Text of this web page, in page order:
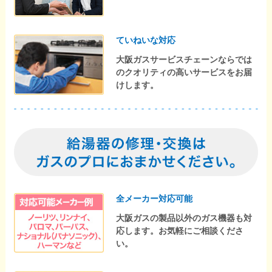
ていねいな対応
大阪ガスサービスチェーンならでは
のクオリティの高いサービスをお届
けします。
全メーカー対応可能
大阪ガスの製品以外のガス機器も対
応します。お気軽にご相談くださ
い。